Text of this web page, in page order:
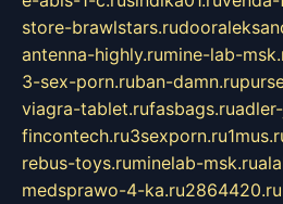
store-brawlstars.ru
antenna-highly.rumine-lab-
3-sex-porn.ruban-damn.ru
viagra-tablet.rufasbags.ru
fincontech.ru3sexporn.ru
rebus-toys.ruminelab-msk.ru
medsprawo-4-ka.ru2864420.ru